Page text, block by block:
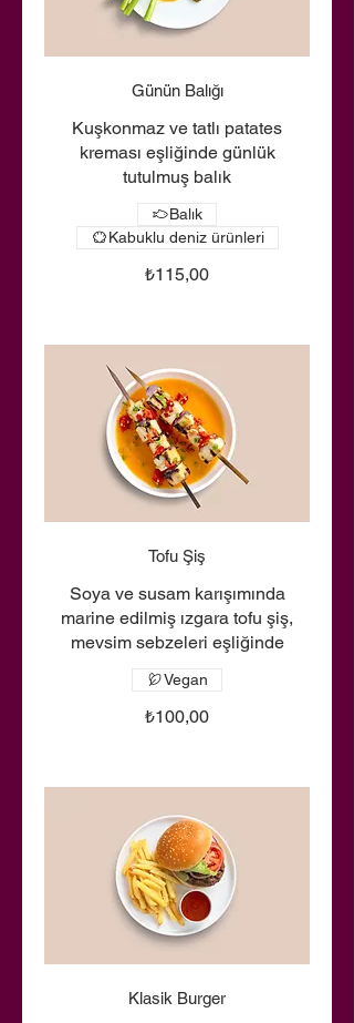
Günün Balığı
Kuşkonmaz ve tatlı patates
kreması eşliğinde günlük
tutulmuş balık
₺115,00
Balık
Kabuklu deniz ürünleri
Tofu Şiş
Soya ve susam karışımında
marine edilmiş ızgara tofu şiş,
mevsim sebzeleri eşliğinde
₺100,00
Vegan
Klasik Burger